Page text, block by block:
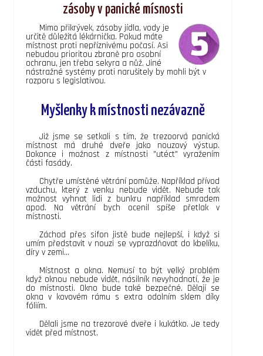
zásoby v panické mísnosti
Mimo přikrývek, zásoby jídla, vody je
určitě důležitá lékárnička. Pokud máte
místnost proti nepříznivému počasí. Asi
nebudou prioritou zbraně pro osobní
ochranu, jen třeba sekyra a nůž. Jiné
nástražné systémy proti narušitely by mohli být v
rozporu s legislativou.
Myšlenky k místnosti nezávazně
Již jsme se setkali s tím, že trezoorvá panická
místnost má druhé dveře jako nouzový výstup.
Dokonce i možnost z místnosti "utéct" vyražením
části fasády.
Chytře umístěné větrání pomůže. Například přívod
vzduchu, který z venku nebude vidět. Nebude tak
možnost vyhnat lidi z bunkru například smradem
apod. Na větrání bych ocenil spíše přetlak v
místnosti.
Záchod přes sifon jistě bude nejlepší, i když si
umím představit v nouzi se vyprazdňovat do kbelíku,
díry v zemi...
Místnost a okna. Nemusí to být velký problém
když oknou nebude vidět, násilník nevyhodnotí, že je
do místnosti. Okno bude také bezpečné. Dělají se
okna v kovovém rámu s extra odolním sklem díky
fóliím.
Dělali jsme na trezorové dveře i kukátko. Je tedy
vidět před místnost.